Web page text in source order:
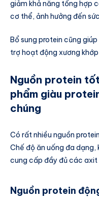
giảm khả năng tổng hợp
cơ thể, ảnh hưởng đến
Bổ sung protein cũng
trợ hoạt động xương
Nguồn protein
phẩm giàu
chúng
Có rất nhiều nguồn
Chế độ ăn uống đa
cung cấp đầy đủ các
Nguồn protein